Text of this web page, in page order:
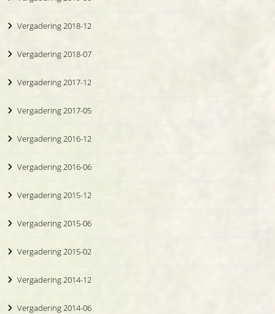
Vergadering 2018-12
Vergadering 2018-07
Vergadering 2017-12
Vergadering 2017-05
Vergadering 2016-12
Vergadering 2016-06
Vergadering 2015-12
Vergadering 2015-06
Vergadering 2015-02
Vergadering 2014-12
Vergadering 2014-06